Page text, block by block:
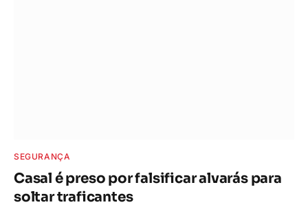
SEGURANÇA
Casal é preso por falsificar alvarás para
soltar traficantes